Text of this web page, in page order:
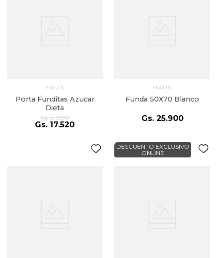
HAUS
Porta Funditas Azucar
Dieta
Gs. 21.900
Gs. 17.520
HAUS
Funda 50X70 Blanco
Gs. 25.900
DESCUENTO EXCLUSIVO
ONLINE